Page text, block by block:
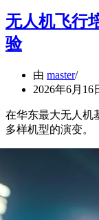
无人机飞行
验
由 master
2026年6月16
在华东最大无人机
多样机型的演变。